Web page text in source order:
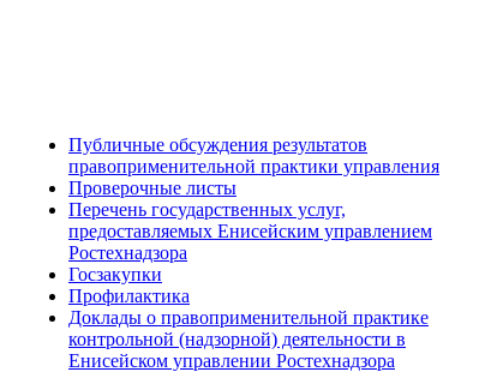
Публичные обсуждения результатов
правоприменительной практики управления
Проверочные листы
Перечень государственных услуг,
предоставляемых Енисейским управлением
Ростехнадзора
Госзакупки
Профилактика
Доклады о правоприменительной практике
контрольной (надзорной) деятельности в
Енисейском управлении Ростехнадзора